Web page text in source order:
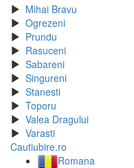
Mihai Bravu
Ogrezeni
Prundu
Rasuceni
Sabareni
Singureni
Stanesti
Toporu
Valea Dragului
Varasti
Cautiubire.ro
Romana